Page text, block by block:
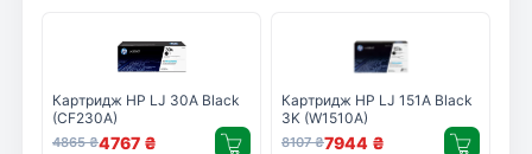
Картридж HP LJ 30A Black
(CF230A)
4865₴4767 ₴
Картридж HP LJ 151A Black
3K (W1510A)
8107₴7944 ₴